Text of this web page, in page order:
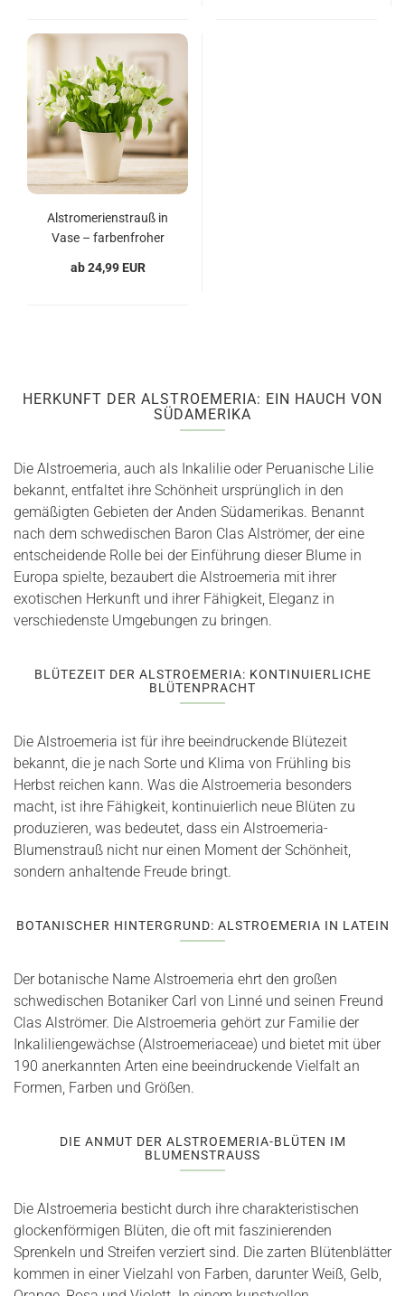
Alstromerienstrauß in
Vase – farbenfroher
ab 24,99 EUR
HERKUNFT DER ALSTROEMERIA: EIN HAUCH VON
SÜDAMERIKA
Die Alstroemeria, auch als Inkalilie oder Peruanische Lilie
bekannt, entfaltet ihre Schönheit ursprünglich in den
gemäßigten Gebieten der Anden Südamerikas. Benannt
nach dem schwedischen Baron Clas Alströmer, der eine
entscheidende Rolle bei der Einführung dieser Blume in
Europa spielte, bezaubert die Alstroemeria mit ihrer
exotischen Herkunft und ihrer Fähigkeit, Eleganz in
verschiedenste Umgebungen zu bringen.
BLÜTEZEIT DER ALSTROEMERIA: KONTINUIERLICHE
BLÜTENPRACHT
Die Alstroemeria ist für ihre beeindruckende Blütezeit
bekannt, die je nach Sorte und Klima von Frühling bis
Herbst reichen kann. Was die Alstroemeria besonders
macht, ist ihre Fähigkeit, kontinuierlich neue Blüten zu
produzieren, was bedeutet, dass ein Alstroemeria-
Blumenstrauß nicht nur einen Moment der Schönheit,
sondern anhaltende Freude bringt.
BOTANISCHER HINTERGRUND: ALSTROEMERIA IN LATEIN
Der botanische Name Alstroemeria ehrt den großen
schwedischen Botaniker Carl von Linné und seinen Freund
Clas Alströmer. Die Alstroemeria gehört zur Familie der
Inkaliliengewächse (Alstroemeriaceae) und bietet mit über
190 anerkannten Arten eine beeindruckende Vielfalt an
Formen, Farben und Größen.
DIE ANMUT DER ALSTROEMERIA-BLÜTEN IM
BLUMENSTRAUSS
Die Alstroemeria besticht durch ihre charakteristischen
glockenförmigen Blüten, die oft mit faszinierenden
Sprenkeln und Streifen verziert sind. Die zarten Blütenblätter
kommen in einer Vielzahl von Farben, darunter Weiß, Gelb,